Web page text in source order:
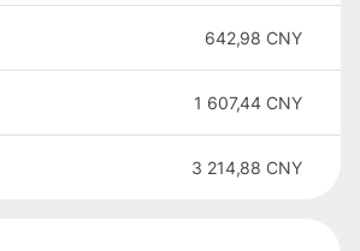
642,98 CNY
1 607,44 CNY
3 214,88 CNY